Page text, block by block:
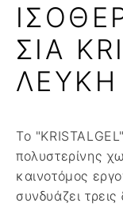
ΣΙΑ
ΛΕΥΚΗ
Το
πολυστερίνης
καινοτόμος
συνδυάζει τρεις